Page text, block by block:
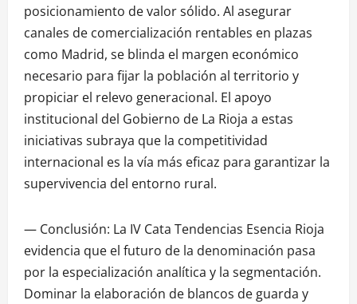
posicionamiento de valor sólido. Al asegurar
canales de comercialización rentables en plazas
como Madrid, se blinda el margen económico
necesario para fijar la población al territorio y
propiciar el relevo generacional. El apoyo
institucional del Gobierno de La Rioja a estas
iniciativas subraya que la competitividad
internacional es la vía más eficaz para garantizar la
supervivencia del entorno rural.
— Conclusión: La IV Cata Tendencias Esencia Rioja
evidencia que el futuro de la denominación pasa
por la especialización analítica y la segmentación.
Dominar la elaboración de blancos de guarda y